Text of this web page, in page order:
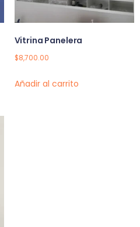
Vitrina Panelera
$8,700.00
Añadir al carrito